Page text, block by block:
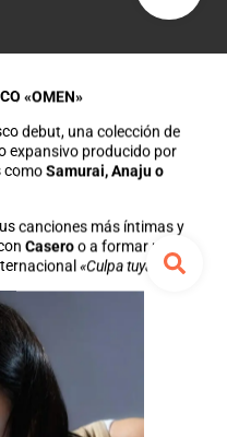
«OMEN»
debut, una colección de
expansivo producido por
comoSamurai, Anaju o
canciones más íntimas y
Caseroo a formar parte
«Culpa tuya».